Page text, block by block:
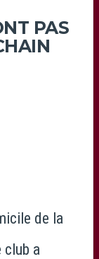
PAS
de la
club a